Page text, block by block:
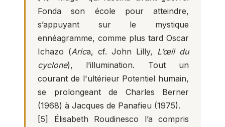
Fonda son école pour atteindre,
s’appuyant sur le mystique
ennéagramme, comme plus tard Oscar
Ichazo (Arica, cf. John Lilly, L’œil du
cyclone), l’illumination. Tout un
courant de l'ultérieur Potentiel humain,
se prolongeant de Charles Berner
(1968) à Jacques de Panafieu (1975).
[5]
Élisabeth Roudinesco l’a compris